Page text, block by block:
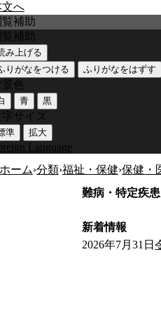
文へ
覧補助
覧補助
み上げる
りがなをつける
ふりがなをはずす
景色
青 黒
字サイズ
準 拡大
Language
ホーム›分類›福祉・保健›保健・
難病・特定疾患
新着情報
2026年7月31日